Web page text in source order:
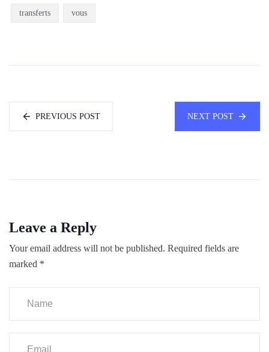
transferts vous
PREVIOUS POST NEXT POST
Leave a Reply
Your email address will not be published. Required fields are
marked *